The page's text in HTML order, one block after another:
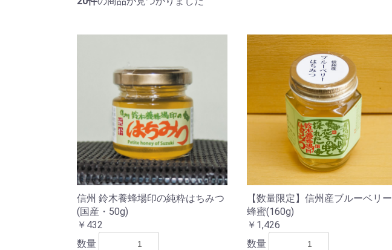
信州 鈴木養蜂場印の純粋はちみつ
(国産・50g)
￥432
数量
【数量限定】信州産ブルーベリー
蜂蜜(160g)
￥1,426
数量